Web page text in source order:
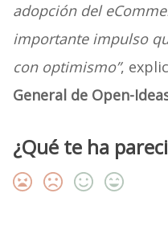
adopción del
importante impulso
con optimismo”,
General de Open-
¿Qué te ha